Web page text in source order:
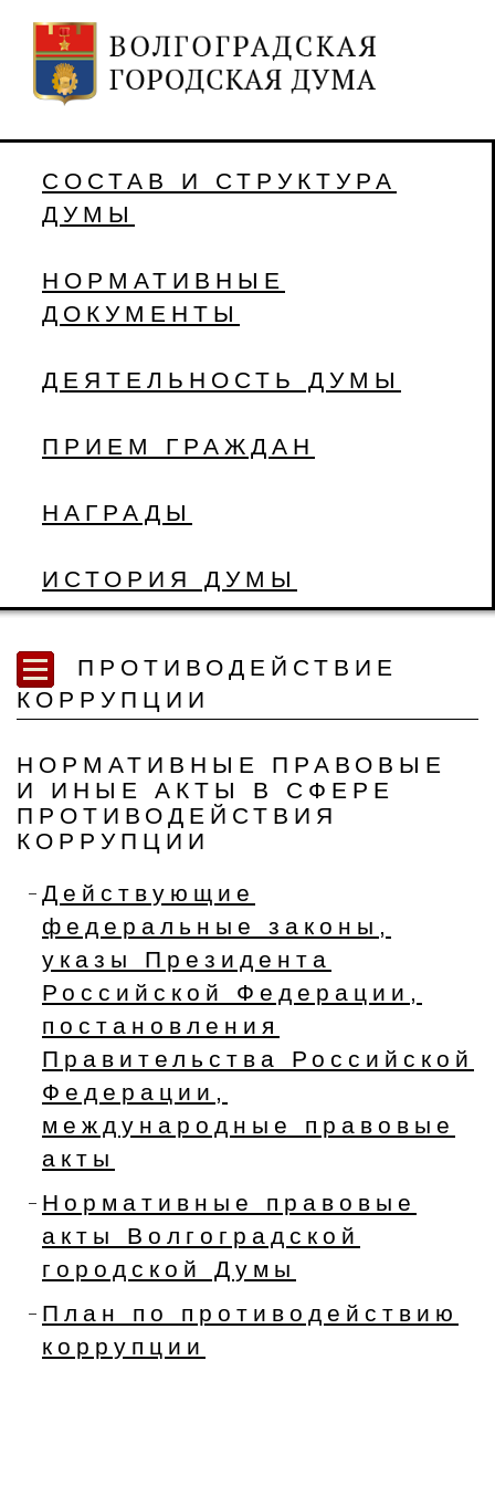
СОСТАВ И СТРУКТУРА
ДУМЫ
НОРМАТИВНЫЕ
ДОКУМЕНТЫ
ДЕЯТЕЛЬНОСТЬ ДУМЫ
ПРИЕМ ГРАЖДАН
НАГРАДЫ
ИСТОРИЯ ДУМЫ
ПРОТИВОДЕЙСТВИЕ
КОРРУПЦИИ
НОРМАТИВНЫЕ ПРАВОВЫЕ
И ИНЫЕ АКТЫ В СФЕРЕ
ПРОТИВОДЕЙСТВИЯ
КОРРУПЦИИ
Действующие
федеральные законы,
указы Президента
Российской Федерации,
постановления
Правительства Российской
Федерации,
международные правовые
акты
Нормативные правовые
акты Волгоградской
городской Думы
План по противодействию
коррупции